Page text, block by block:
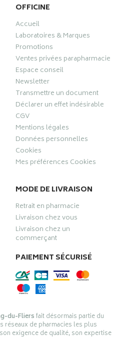
OFFICINE
Accueil
Laboratoires & Marques
Promotions
Ventes privées parapharmacie
Espace conseil
Newsletter
Transmettre un document
Déclarer un effet indésirable
CGV
Mentions légales
Données personnelles
Cookies
Mes préférences Cookies
MODE DE LIVRAISON
Retrait en pharmacie
Livraison chez vous
Livraison chez un
commerçant
PAIEMENT SÉCURISÉ
du-Fliersfait désormais partie du
réseaux de pharmacies les plus
exigence de qualité, son expertise